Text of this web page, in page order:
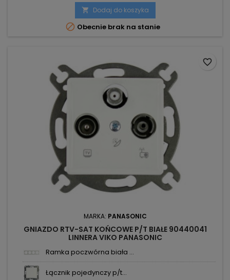
 Dodaj do koszyka
 Obecnie brak na stanie
MARKA: PANASONIC
GNIAZDO RTV-SAT KOŃCOWE P/T BIAŁE 90440041
LINNERA VIKO PANASONIC
Ramka poczwórna biała ...
Łącznik pojedynczy p/t...
favorite_border